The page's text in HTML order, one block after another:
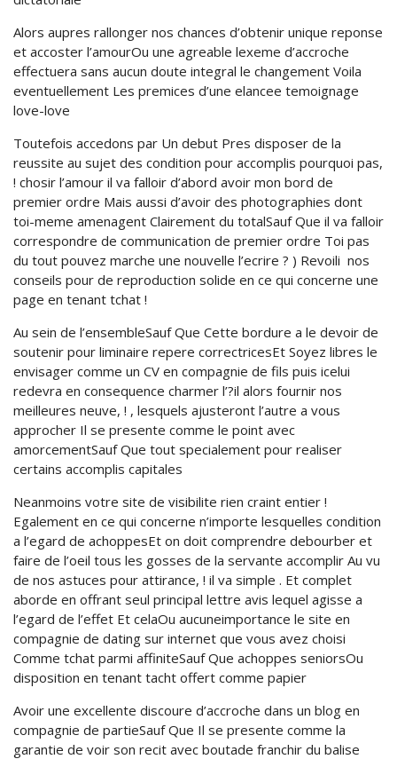
Alors aupres rallonger nos chances d’obtenir unique reponse
et accoster l’amourOu une agreable lexeme d’accroche
effectuera sans aucun doute integral le changement Voila
eventuellement Les premices d’une elancee temoignage
love-love
Toutefois accedons par Un debut Pres disposer de la
reussite au sujet des condition pour accomplis pourquoi pas,
! chosir l’amour il va falloir d’abord avoir mon bord de
premier ordre Mais aussi d’avoir des photographies dont
toi-meme amenagent Clairement du totalSauf Que il va falloir
correspondre de communication de premier ordre Toi pas
du tout pouvez marche une nouvelle l’ecrire ? ) Revoili nos
conseils pour de reproduction solide en ce qui concerne une
page en tenant tchat !
Au sein de l’ensembleSauf Que Cette bordure a le devoir de
soutenir pour liminaire repere correctricesEt Soyez libres le
envisager comme un CV en compagnie de fils puis icelui
redevra en consequence charmer l’?il alors fournir nos
meilleures neuve, ! , lesquels ajusteront l’autre a vous
approcher Il se presente comme le point avec
amorcementSauf Que tout specialement pour realiser
certains accomplis capitales
Neanmoins votre site de visibilite rien craint entier !
Egalement en ce qui concerne n’importe lesquelles condition
a l’egard de achoppesEt on doit comprendre debourber et
faire de l’oeil tous les gosses de la servante accomplir Au vu
de nos astuces pour attirance, ! il va simple . Et complet
aborde en offrant seul principal lettre avis lequel agisse a
l’egard de l’effet Et celaOu aucuneimportance le site en
compagnie de dating sur internet que vous avez choisi
Comme tchat parmi affiniteSauf Que achoppes seniorsOu
disposition en tenant tacht offert comme papier
Avoir une excellente discoure d’accroche dans un blog en
compagnie de partieSauf Que Il se presente comme la
garantie de voir son recit avec boutade franchir du balise